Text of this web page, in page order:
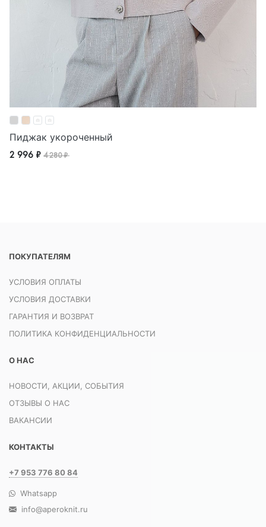
Пиджак укороченный
2 996 ₽ 4 280 ₽
ПОКУПАТЕЛЯМ
УСЛОВИЯ ОПЛАТЫ
УСЛОВИЯ ДОСТАВКИ
ГАРАНТИЯ И ВОЗВРАТ
ПОЛИТИКА КОНФИДЕНЦИАЛЬНОСТИ
О НАС
НОВОСТИ, АКЦИИ, СОБЫТИЯ
ОТЗЫВЫ О НАС
ВАКАНСИИ
КОНТАКТЫ
+7 953 776 80 84
Whatsapp
info@aperoknit.ru